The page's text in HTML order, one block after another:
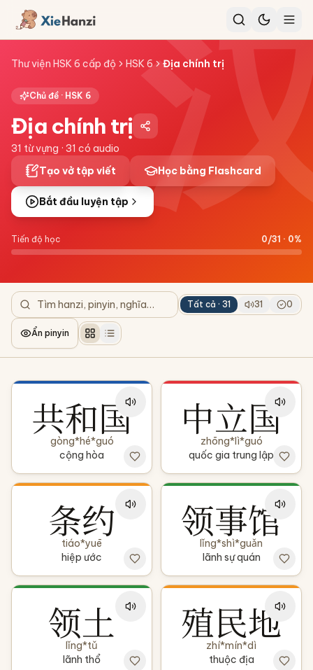
Thư viện HSK 6 cấp độ HSK 6 Địa chính trị
Chủ đề · HSK 6
Địa chính trị
31 từ vựng · 31 có audio
Tạo vở tập viết
Học bằng Flashcard
Bắt đầu luyện tập
Tiến độ học 0/31 · 0%
Tất cả · 31 31 0
Ẩn pinyin
共和国
gòng*hé*guó
cộng hòa
中立国
zhōng*lì*guó
quốc gia trung lập
条约
tiáo*yuē
hiệp ước
领事馆
lǐng*shì*guǎn
lãnh sự quán
领土
lǐng*tǔ
lãnh thổ
殖民地
zhí*mín*dì
thuộc địa